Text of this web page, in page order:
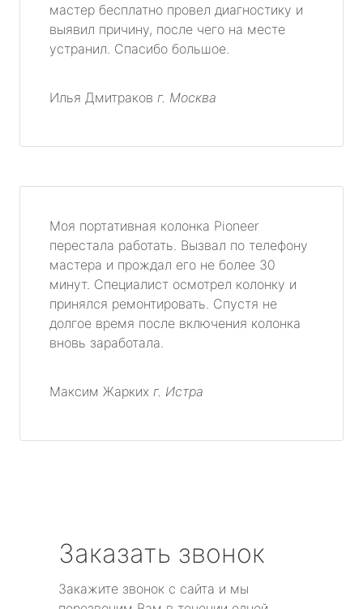
мастер бесплатно провел диагностику и
выявил причину, после чего на месте
устранил. Спасибо большое.
Илья Дмитраков г. Москва
Моя портативная колонка Pioneer
перестала работать. Вызвал по телефону
мастера и прождал его не более 30
минут. Специалист осмотрел колонку и
принялся ремонтировать. Спустя не
долгое время после включения колонка
вновь заработала.
Максим Жарких г. Истра
Заказать звонок
Закажите звонок с сайта и мы